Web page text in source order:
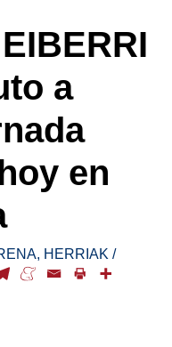
a
en
, HERRIAK /